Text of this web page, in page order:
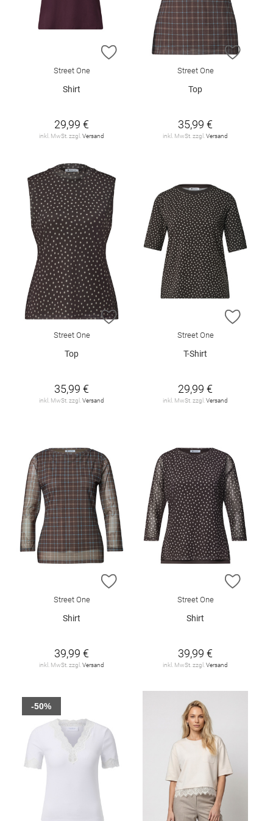
ZUR WUNSCHLISTE HINZUFÜGEN
Street One
Shirt
29,99 €
inkl. MwSt. zzgl. Versand
ZUR
Street One
Top
35,99 €
inkl. MwSt. zzgl. Versand
ZUR WUNSCHLISTE HINZUFÜGEN
Street One
Top
35,99 €
inkl. MwSt. zzgl. Versand
ZUR
Street One
T-Shirt
29,99 €
inkl. MwSt. zzgl. Versand
ZUR WUNSCHLISTE HINZUFÜGEN
Street One
Shirt
39,99 €
inkl. MwSt. zzgl. Versand
ZUR
Street One
Shirt
39,99 €
inkl. MwSt. zzgl. Versand
-50%